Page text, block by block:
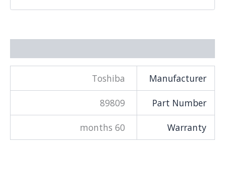
Manufacturer
Toshiba
Part Number
89809
Warranty
60 months